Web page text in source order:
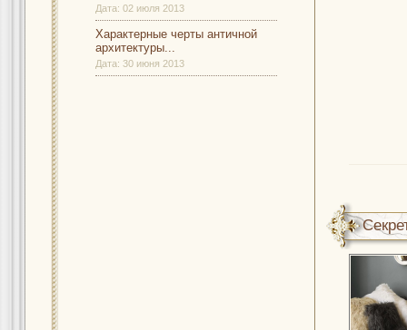
Дата: 02 июля 2013
Характерные черты античной
архитектуры...
Дата: 30 июня 2013